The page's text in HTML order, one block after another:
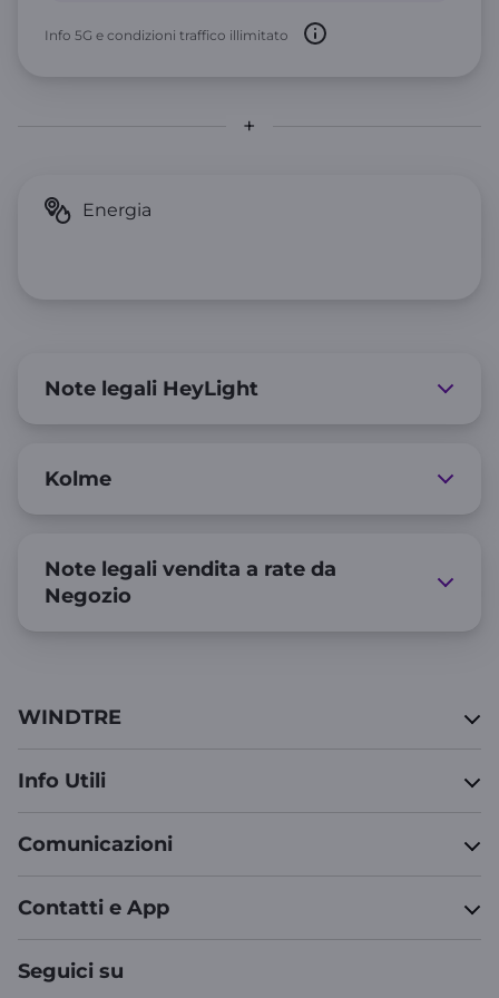
Info 5G e condizioni traffico illimitato
Note legali HeyLight
Kolme
Note legali vendita a rate da
Negozio
WINDTRE
Info Utili
Comunicazioni
Contatti e App
Seguici su